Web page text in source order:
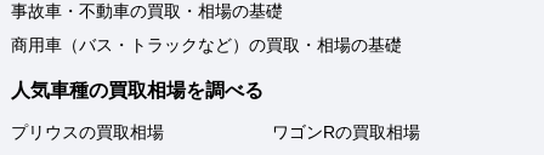
事故車・不動車の買取・相場の基礎
商用車（バス・トラックなど）の買取・相場の基礎
人気車種の買取相場を調べる
プリウスの買取相場
ワゴンRの買取相場